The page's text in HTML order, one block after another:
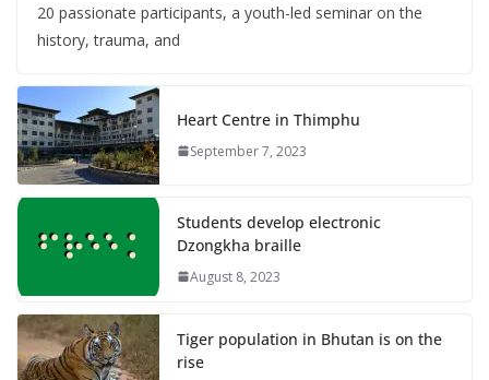
20 passionate participants, a youth-led seminar on the
history, trauma, and
Heart Centre in Thimphu
September 7, 2023
Students develop electronic
Dzongkha braille
August 8, 2023
Tiger population in Bhutan is on the
rise